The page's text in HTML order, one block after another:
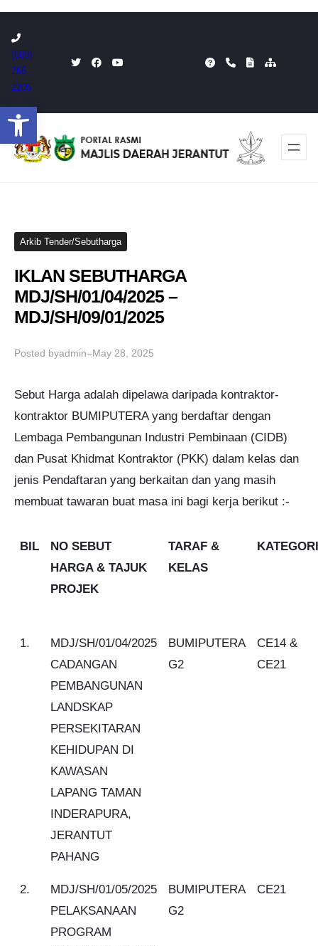
Open toolbar
to
content
(609)
266
2205
Arkib Tender/Sebutharga
IKLAN SEBUTHARGA
MDJ/SH/01/04/2025 –
MDJ/SH/09/01/2025
Posted byadmin–May 28, 2025
Sebut Harga adalah dipelawa daripada kontraktor-
kontraktor BUMIPUTERA yang berdaftar dengan
Lembaga Pembangunan Industri Pembinaan (CIDB)
dan Pusat Khidmat Kontraktor (PKK) dalam kelas dan
jenis Pendaftaran yang berkaitan dan yang masih
membuat tawaran buat masa ini bagi kerja berikut :-
BIL
NO SEBUT
HARGA & TAJUK
PROJEK
TARAF &
KELAS
KATEGORI
1.
MDJ/SH/01/04/2025
CADANGAN
PEMBANGUNAN
LANDSKAP
PERSEKITARAN
KEHIDUPAN DI
KAWASAN
LAPANG TAMAN
INDERAPURA,
JERANTUT
PAHANG
BUMIPUTERA
G2
CE14 &
CE21
2.
MDJ/SH/01/05/2025
PELAKSANAAN
PROGRAM
BUMIPUTERA
G2
CE21